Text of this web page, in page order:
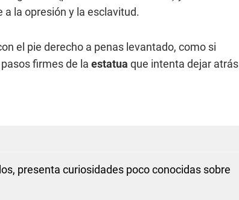
la opresión y la esclavitud.
el pie derecho a penas levantado, como si
firmes de la estatua que intenta dejar atrás
presenta curiosidades poco conocidas sobre